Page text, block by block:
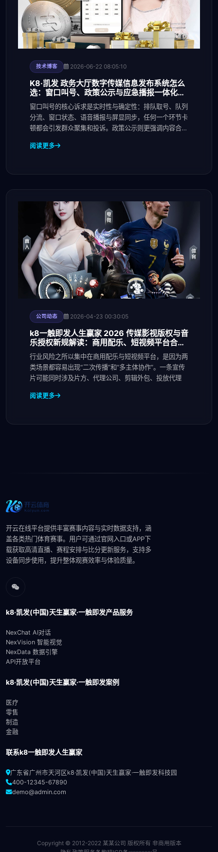
技术博客 2026-06-22 08:05:10
K8·凯发 政务大厅数字传媒信息发布系统怎么
选：窗口叫号、政策公示与应急播报一体化指
南
窗口叫号的核心诉求是实时性与确定性：排队取号、队列
分流、窗口状态、语音播报与屏显同步，任何一个环节卡
顿都会引发群众聚集和投诉。政策公示则更强调内容合规
阅读更多
公司动态 2026-04-23 00:30:05
k8一触即发人生赢家 2026 传媒影视版权与音
乐授权新规解读：商用配乐、短视频平台合规
要点与避坑清单
行业风险之所以集中在商用配乐与短视频平台，是因为两
类场景都容易出现“二次传播”和“多主体协作”。一条宣传
片可能同时涉及片方、代理公司、剪辑外包、投放代理
阅读更多
开云在线平台提供丰富赛事内容与实时数据支持，涵
盖各类热门体育赛事。用户可通过官网入口或APP下
载获取高清直播、赛程安排与比分更新服务，支持多
设备同步使用，提升整体观赛效率与体验质量。
k8·凯发(中国)天生赢家·一触即发产品服务
NexChat AI对话
NexVision 智能视觉
NexData 数据引擎
API开放平台
k8·凯发(中国)天生赢家·一触即发案例
医疗
零售
制造
金融
联系k8一触即发人生赢家
广东省广州市天河区k8·凯发(中国)天生赢家·一触即发科技园
400-12345-67890
demo@admin.com
Copyright © 2012-2022 某某公司 版权所有 非商用版本